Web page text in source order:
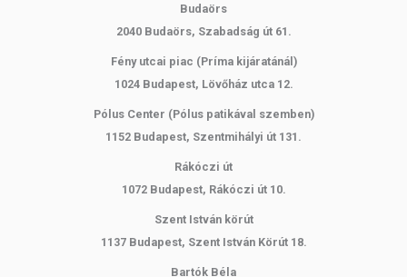
melyek rákot okozhatnak, erősítik az immunrendszert és
az öregedési folyamatokat. Enzimei jótékonyan hatnak az
emésztésre és az anyagcsere folyamatokra
A spirulina és a chlorella – a tökéletes páros
A spirulina és a chlorella egyaránt a tengeri algák közé tartoznak,
és rendkívül értékes tápanyagokat tartalmaznak. A spirulina
magas fehérjetartalmú, míg a chlorella gazdag klorofillben. Mindkét
Budaörs
2040 Budaörs, Szabadság út 61.
Fény utcai piac (Príma kijáratánál)
1024 Budapest, Lövőház utca 12.
Pólus Center (Pólus patikával szemben)
1152 Budapest, Szentmihályi út 131.
Rákóczi út
1072 Budapest, Rákóczi út 10.
Szent István körút
1137 Budapest, Szent István Körút 18.
Bartók Béla